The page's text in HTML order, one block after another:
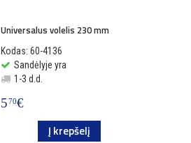
Universalus volelis 230 mm
Kodas: 60-4136
Sandėlyje yra
1-3 d.d.
570€
Į krepšelį